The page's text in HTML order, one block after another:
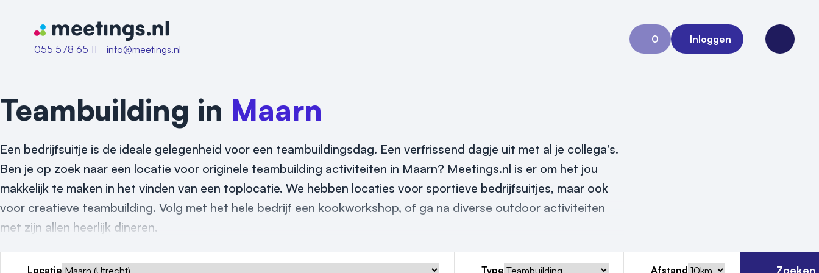
Naar home van Meetings
055 578 65 11
info@meetings.nl
0
Aanvraag 0
Inloggen
Open
Teambuilding in Maarn
Een bedrijfsuitje is de ideale gelegenheid voor een teambuildingsdag. Een verfrissend dagje uit met al je collega’s.
Ben je op zoek naar een locatie voor originele teambuilding activiteiten in Maarn? Meetings.nl is er om het jou
makkelijk te maken in het vinden van een toplocatie. We hebben locaties voor sportieve bedrijfsuitjes, maar ook
voor creatieve teambuilding. Volg met het hele bedrijf een kookworkshop, of ga na diverse outdoor activiteiten
met zijn allen heerlijk dineren.
Locatie Type Afstand Zoeken